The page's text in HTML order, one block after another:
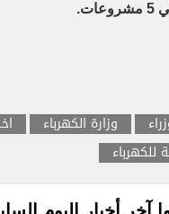
وزارة الكهرباء
للكهرباء